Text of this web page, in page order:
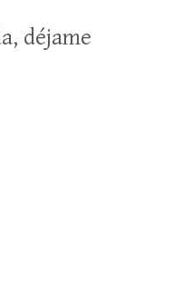
déjame